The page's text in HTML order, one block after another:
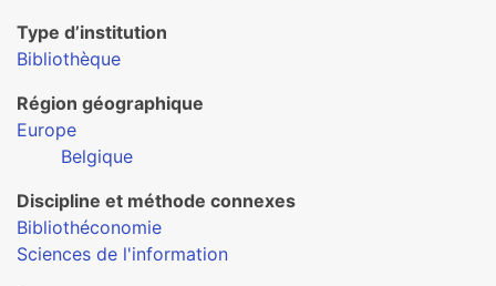
Type d’institution
Bibliothèque
Région géographique
Europe
Belgique
Discipline et méthode connexes
Bibliothéconomie
Sciences de l'information